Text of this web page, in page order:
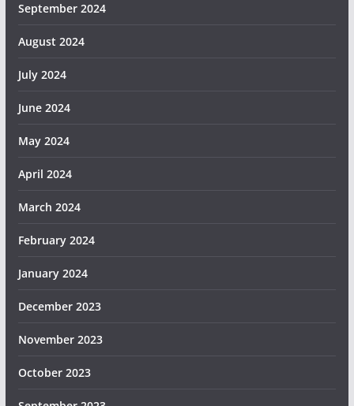
September 2024
August 2024
July 2024
June 2024
May 2024
April 2024
March 2024
February 2024
January 2024
December 2023
November 2023
October 2023